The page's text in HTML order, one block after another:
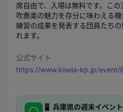
席自由で、入場は無料です。こ
吹奏楽の魅力を存分に味わえる
練習の成果を発表する団員たち
れます。
公式サイト
https://www.kisela-kp.jp/event/
📱 兵庫県の週末イベン